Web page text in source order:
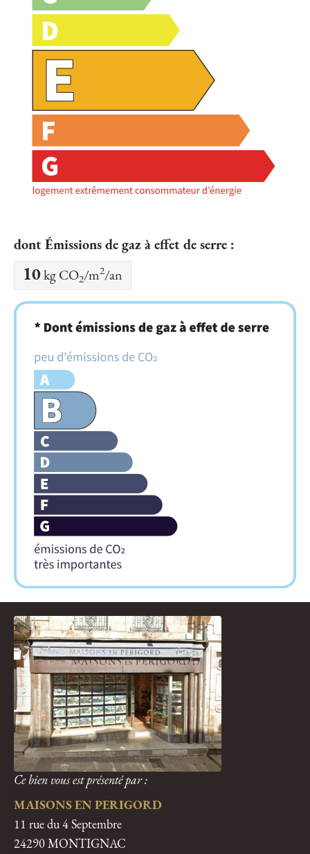
dont Émissions de gaz à effet de serre :
10 kg CO2/m2/an
Ce bien vous est présenté par :
MAISONS EN PERIGORD
11 rue du 4 Septembre
24290 MONTIGNAC